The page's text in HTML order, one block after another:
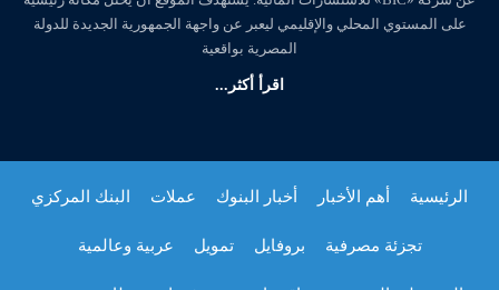
على المستوي المحلي والإقليمي ليعبر عن واجهة الجمهورية الجديدة للدولة
المصرية بواقعية
اقرأ أكثر...
الرئيسية أهم الأخبار أخبار البنوك عملات البنك المركزي
تجزئة مصرفية بروفايل تمويل عربية وعالمية